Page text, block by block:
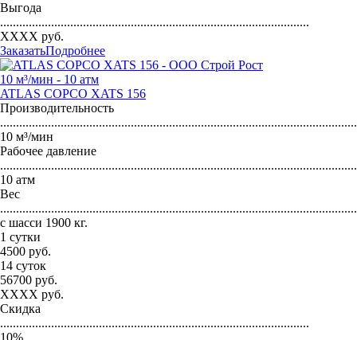
Выгода
.................................................................................................
XXXX руб.
ЗаказатьПодробнее
10 м³/мин - 10 атм
ATLAS COPCO XATS 156
Производительность
10 м³/мин
Рабочее давление
10 атм
Вес
с шасси 1900 кг.
1 сутки
4500 руб.
14 суток
56700 руб.
XXXX руб.
Скидка
.................................................................................................
10%